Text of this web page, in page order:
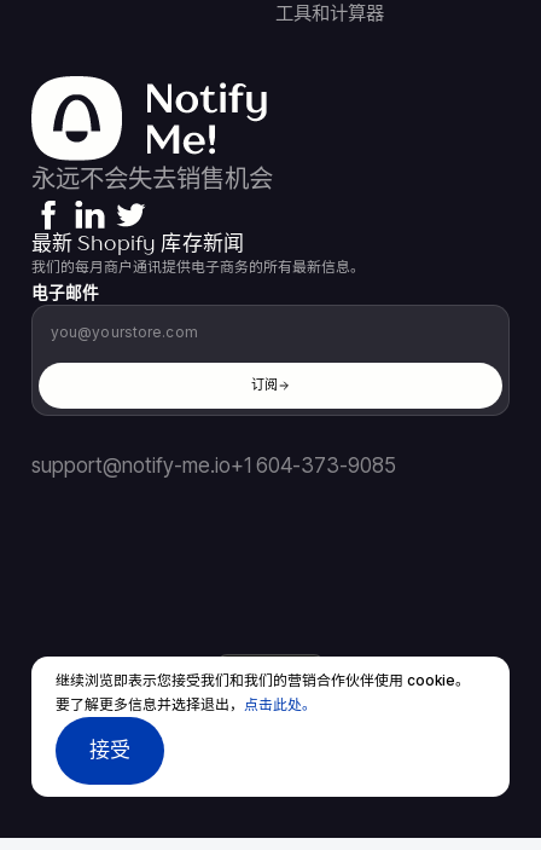
继续浏览即表示您接受我们和我们的营销合作伙伴使用 cookie。
要了解更多信息并选择退出，
点击此处。
接受
工具和计算器
永远不会失去销售机会
最新 Shopify 库存新闻
我们的每月商户通讯提供电子商务的所有最新信息。
电子邮件
订阅
support@notify-me.io+1 604-373-9085
CN ▼
© 2026 保留所有权利。